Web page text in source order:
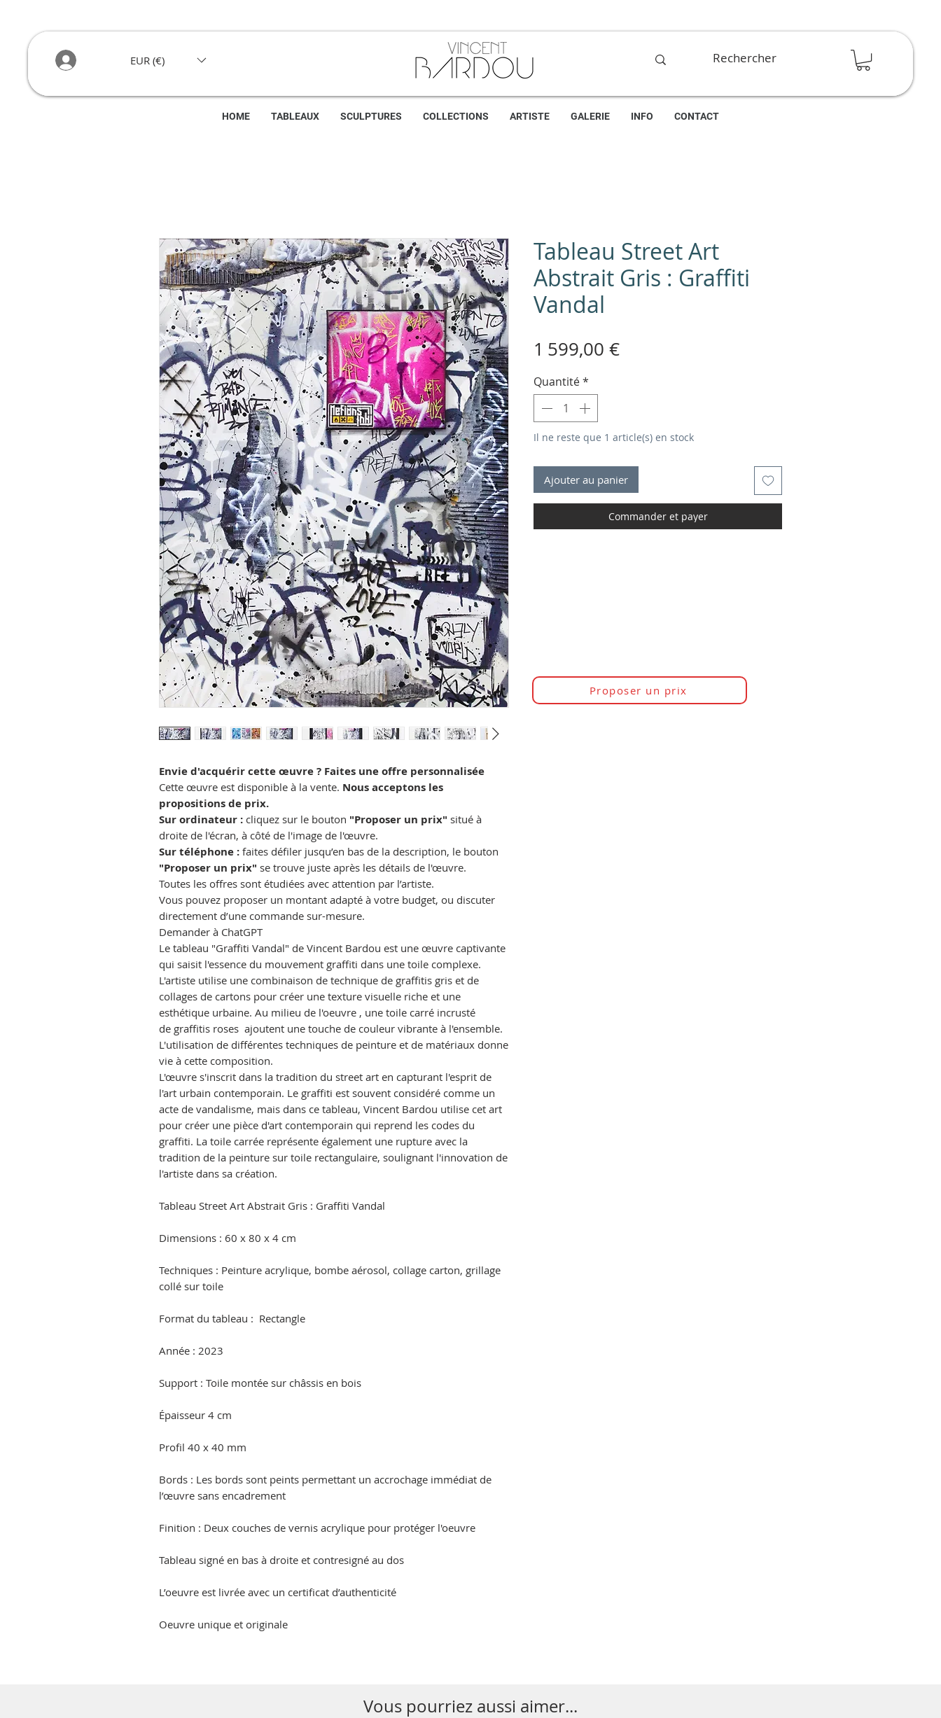
EUR (€)
HOME TABLEAUX SCULPTURES COLLECTIONS ARTISTE GALERIE INFO CONTACT
Envie d'acquérir cette œuvre ? Faites une offre personnalisée
Cette œuvre est disponible à la vente. Nous acceptons les
propositions de prix.
Sur ordinateur : cliquez sur le bouton "Proposer un prix" situé à
droite de l'écran, à côté de l'image de l'œuvre.
Sur téléphone : faites défiler jusqu’en bas de la description, le bouton
"Proposer un prix" se trouve juste après les détails de l'œuvre.
Toutes les offres sont étudiées avec attention par l’artiste.
Vous pouvez proposer un montant adapté à votre budget, ou discuter
directement d’une commande sur-mesure.
Demander à ChatGPT
Le tableau "Graffiti Vandal" de Vincent Bardou est une œuvre captivante
qui saisit l'essence du mouvement graffiti dans une toile complexe.
L'artiste utilise une combinaison de technique de graffitis gris et de
collages de cartons pour créer une texture visuelle riche et une
esthétique urbaine. Au milieu de l'oeuvre , une toile carré incrusté
de graffitis roses ajoutent une touche de couleur vibrante à l'ensemble.
L'utilisation de différentes techniques de peinture et de matériaux donne
vie à cette composition.
L'œuvre s'inscrit dans la tradition du street art en capturant l'esprit de
l'art urbain contemporain. Le graffiti est souvent considéré comme un
acte de vandalisme, mais dans ce tableau, Vincent Bardou utilise cet art
pour créer une pièce d'art contemporain qui reprend les codes du
graffiti. La toile carrée représente également une rupture avec la
tradition de la peinture sur toile rectangulaire, soulignant l'innovation de
l'artiste dans sa création.
Tableau Street Art Abstrait Gris : Graffiti Vandal
Dimensions : 60 x 80 x 4 cm
Techniques : Peinture acrylique, bombe aérosol, collage carton, grillage
collé sur toile
Format du tableau : Rectangle
Année : 2023
Support : Toile montée sur châssis en bois
Épaisseur 4 cm
Profil 40 x 40 mm
Bords : Les bords sont peints permettant un accrochage immédiat de
l’œuvre sans encadrement
Finition : Deux couches de vernis acrylique pour protéger l'oeuvre
Tableau signé en bas à droite et contresigné au dos
L’oeuvre est livrée avec un certificat d’authenticité
Oeuvre unique et originale
Tableau Street Art
Abstrait Gris : Graffiti
Vandal
1 599,00 €Prix
Quantité*
Il ne reste que 1 article(s) en stock
Ajouter au panier
Commander et payer
Proposer un prix
Vous pourriez aussi aimer...